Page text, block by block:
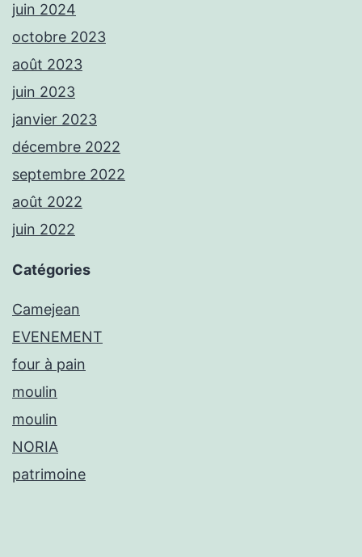
juin 2024
octobre 2023
août 2023
juin 2023
janvier 2023
décembre 2022
septembre 2022
août 2022
juin 2022
Catégories
Camejean
EVENEMENT
four à pain
moulin
moulin
NORIA
patrimoine